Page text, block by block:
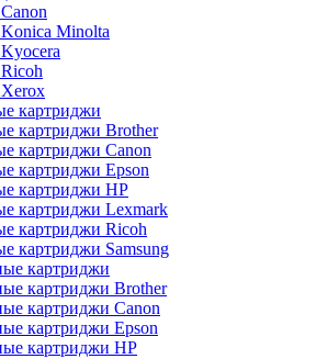
Minolta
картриджи
картриджи Brother
картриджи Canon
картриджи Epson
картриджи HP
картриджи Lexmark
картриджи Ricoh
картриджи Samsung
картриджи
картриджи Brother
картриджи Canon
картриджи Epson
картриджи HP